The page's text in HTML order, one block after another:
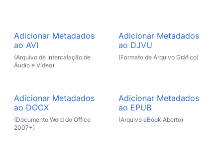
Adicionar Metadados
ao AVI
(Arquivo de Intercalação de
Áudio e Vídeo)
Adicionar Metadados
ao DJVU
(Formato de Arquivo Gráfico)
Adicionar Metadados
ao DOCX
(Documento Word do Office
2007+)
Adicionar Metadados
ao EPUB
(Arquivo eBook Aberto)